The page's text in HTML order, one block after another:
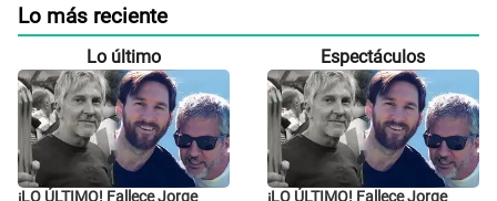
Lo más reciente
Lo último
¡LO ÚLTIMO! Fallece Jorge
Espectáculos
¡LO ÚLTIMO! Fallece Jorge